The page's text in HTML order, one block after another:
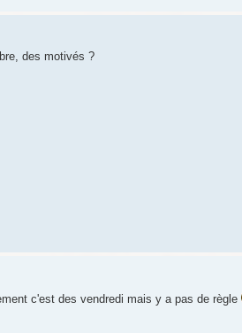
des motivés ?
c'est des vendredi mais y a pas de règle